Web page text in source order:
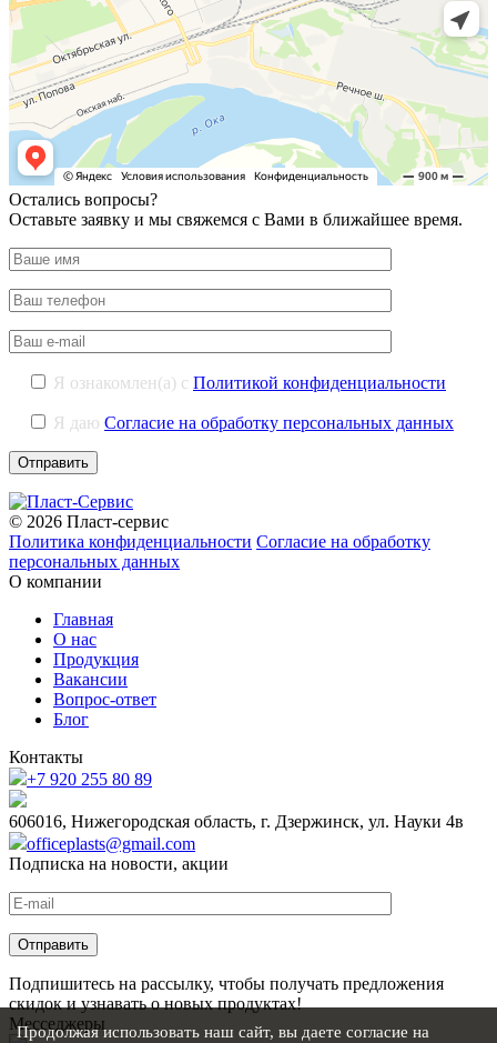
Остались вопросы?
Оставьте заявку и мы свяжемся с Вами в ближайшее время.
Я ознакомлен(а) с Политикой конфиденциальности
Я даю Согласие на обработку персональных данных
© 2026 Пласт-сервис
Политика конфиденциальности Согласие на обработку
персональных данных
О компании
Главная
О нас
Продукция
Вакансии
Вопрос-ответ
Блог
Контакты
+7 920 255 80 89
606016, Нижегородская область, г. Дзержинск, ул. Науки 4в
officeplasts@gmail.com
Подписка на новости, акции
Подпишитесь на рассылку, чтобы получать предложения
скидок и узнавать о новых продуктах!
Месседжеры
Продолжая использовать наш сайт, вы даете согласие на